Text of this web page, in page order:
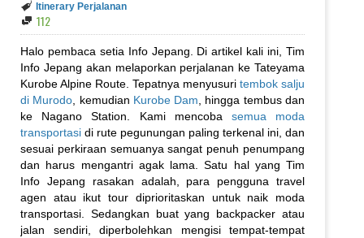
Itinerary Perjalanan
112
Halo pembaca setia Info Jepang. Di artikel kali ini, Tim
Info Jepang akan melaporkan perjalanan ke Tateyama
Kurobe Alpine Route. Tepatnya menyusuri tembok salju
di Murodo , kemudian Kurobe Dam , hingga tembus dan
ke Nagano Station. Kami mencoba semua moda
transportasi di rute pegunungan paling terkenal ini, dan
sesuai perkiraan semuanya sangat penuh penumpang
dan harus mengantri agak lama. Satu hal yang Tim
Info Jepang rasakan adalah, para pengguna travel
agen atau ikut tour diprioritaskan untuk naik moda
transportasi. Sedangkan buat yang backpacker atau
jalan sendiri, diperbolehkan mengisi tempat-tempat